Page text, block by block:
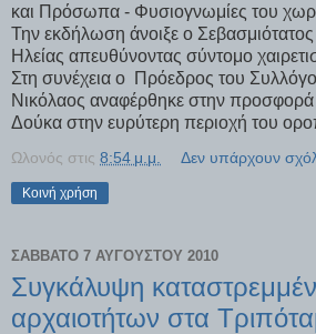
και Πρόσωπα - Φυσιογνωμίες του
Την εκδήλωση άνοιξε ο
Ηλείας απευθύνοντας σύντομο
Στη συνέχεια ο Πρόεδρος του
Νικόλαος αναφέρθηκε στην
Δούκα στην ευρύτερη περιοχή του
Ωλονός στις 8:54 μ.μ. Δεν υπάρχουν
Κοινή χρήση
ΣΆΒΒΑΤΟ 7 ΑΥΓΟΎΣΤΟΥ 2010
Συγκάλυψη
αρχαιοτήτων στα